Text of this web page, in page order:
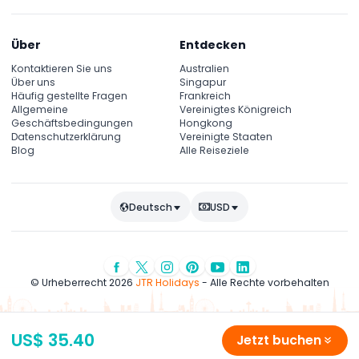
US$ 35.40 Jetzt buchen
Über
Kontaktieren Sie uns
Über uns
Häufig gestellte Fragen
Allgemeine
Geschäftsbedingungen
Datenschutzerklärung
Blog
Entdecken
Australien
Singapur
Frankreich
Vereinigtes Königreich
Hongkong
Vereinigte Staaten
Alle Reiseziele
Deutsch USD
© Urheberrecht 2026 JTR Holidays - Alle Rechte vorbehalten